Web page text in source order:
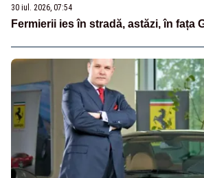
30 iul. 2026, 07:54
Fermierii ies în stradă, astăzi, în fața